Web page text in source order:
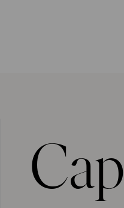
Cap